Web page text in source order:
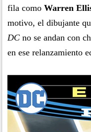
fila como Warren
motivo, el dibujante
DC no se andan con
en ese relanzamiento